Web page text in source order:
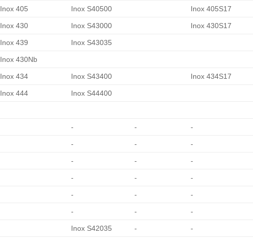
Inox 405 Inox S40500 Inox 405S17
Inox 430 Inox S43000 Inox 430S17
Inox 439 Inox S43035
Inox 430Nb
Inox 434 Inox S43400 Inox 434S17
Inox 444 Inox S44400
- - -
- - -
- - -
- - -
- - -
- - -
Inox S42035 - -